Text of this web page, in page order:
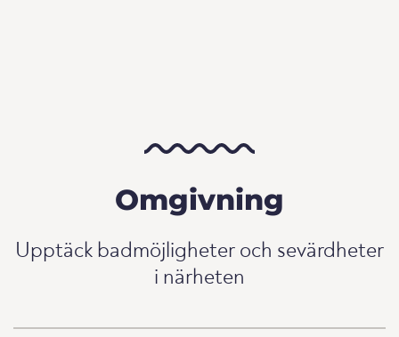
Omgivning
Upptäck badmöjligheter och sevärdheter
i närheten